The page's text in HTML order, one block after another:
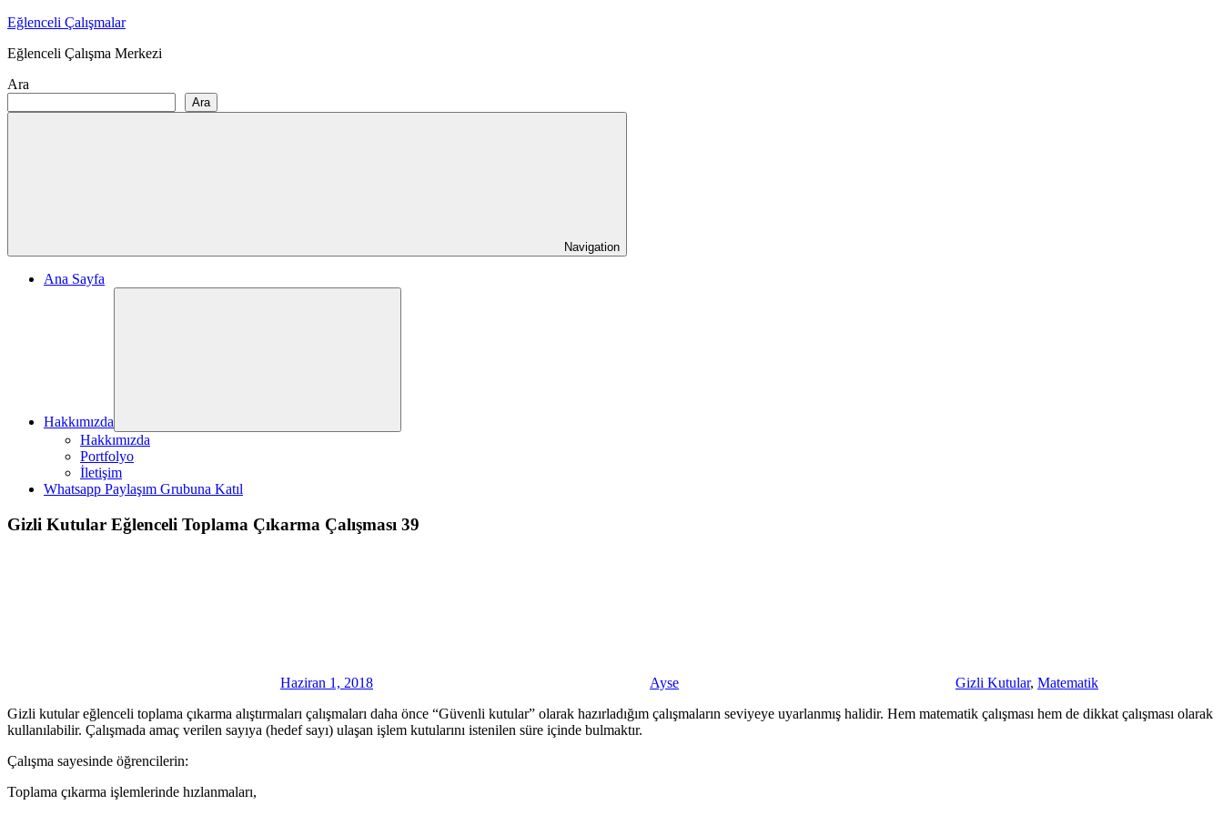
Skip
content
Eğlenceli Çalışmalar
Eğlenceli Çalışma Merkezi
Ara
Ara
Navigation
Ana Sayfa
Hakkımızda
Hakkımızda
Portfolyo
İletişim
Whatsapp Paylaşım Grubuna Katıl
Gizli Kutular Eğlenceli Toplama Çıkarma Çalışması 39
Haziran 1, 2018 Ayse Gizli Kutular, Matematik
Gizli kutular eğlenceli toplama çıkarma alıştırmaları çalışmaları daha önce “Güvenli kutular” olarak hazırladığım çalışmaların seviyeye uyarlanmış halidir. Hem matematik çalışması hem de dikkat çalışması olarak
kullanılabilir. Çalışmada amaç verilen sayıya (hedef sayı) ulaşan işlem kutularını istenilen süre içinde bulmaktır.
Çalışma sayesinde öğrencilerin:
Toplama çıkarma işlemlerinde hızlanmaları,